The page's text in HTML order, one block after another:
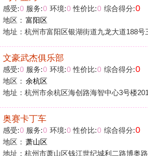
15 1 2 >
花铺子 | 免责声明 | 隐私政
Powered by
免责声明：站内会员言论仅代表个人观点，